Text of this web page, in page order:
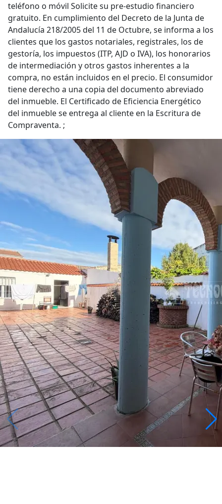
teléfono o móvil Solicite su pre-estudio financiero
gratuito. En cumplimiento del Decreto de la Junta de
Andalucía 218/2005 del 11 de Octubre, se informa a los
clientes que los gastos notariales, registrales, los de
gestoría, los impuestos (ITP, AJD o IVA), los honorarios
de intermediación y otros gastos inherentes a la
compra, no están incluidos en el precio. El consumidor
tiene derecho a una copia del documento abreviado
del inmueble. El Certificado de Eficiencia Energético
del inmueble se entrega al cliente en la Escritura de
Compraventa. ;